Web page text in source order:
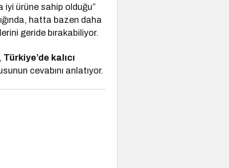
iyi ürüne sahip olduğu”
hatta bazen daha
geride bırakabiliyor.
Türkiye’de kalıcı
cevabını anlatıyor.